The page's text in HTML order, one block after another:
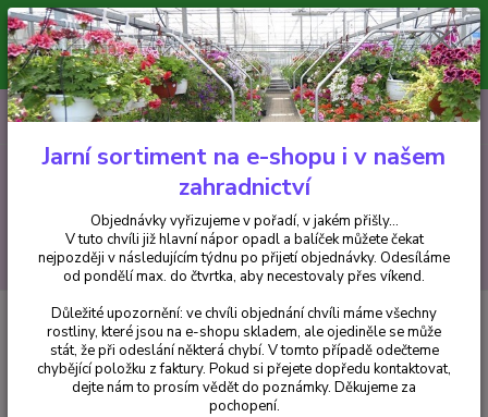
Minimální hodnota pro odeslání z e-shopu je 300 Kč.
V tuto chvíli již hlavní nápor objednávek opadl a balíček můžete čekat
nejpozději v následujícím týdnu po přijetí objednávky. Objednávky
vyřizujeme v pořadí, v jakém přišly...
CZK
Hledat
+420 602 223 614 0ks
za0 Kč
Hemerocallis - Denivky
Hemerocallis - Denivka, Open My Eyes - 1
Hemerocallis - Denivka, Open My
Jarní sortiment na e-shopu i v našem
zahradnictví
Objednávky vyřizujeme v pořadí, v jakém přišly...
V tuto chvíli již hlavní nápor opadl a balíček můžete čekat
nejpozději v následujícím týdnu po přijetí objednávky. Odesíláme
od pondělí max. do čtvrtka, aby necestovaly přes víkend.
Důležité upozornění: ve chvíli objednání chvíli máme všechny
rostliny, které jsou na e-shopu skladem, ale ojediněle se může
stát, že při odeslání některá chybí. V tomto případě odečteme
chybějící položku z faktury. Pokud si přejete dopředu kontaktovat,
dejte nám to prosím vědět do poznámky. Děkujeme za
pochopení.